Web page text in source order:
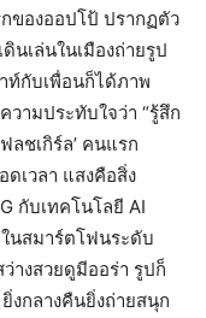
กของออปโป้ ปรากฏตัว
เล่นในเมืองถ่ายรูป
ท์กับเพื่อนก็ได้ภาพ
วามประทับใจว่า “รู้สึก
ลชเกิร์ล’ คนแรก
เวลา แสงคือสิ่ง
กับเทคโนโลยี AI
นสมาร์ตโฟนระดับ
างสวยดูมีออร่า รูปก็
กลางคืนยิ่งถ่ายสนุก